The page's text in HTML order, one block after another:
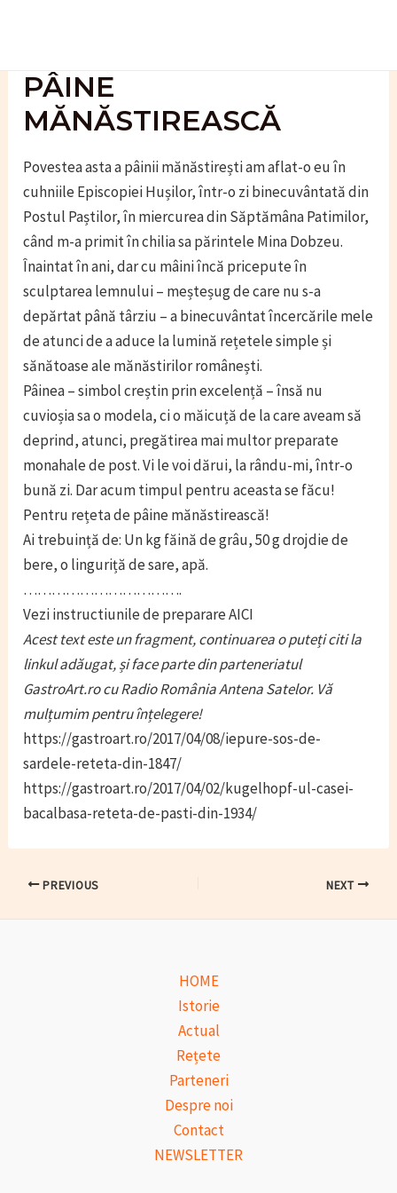
PÂINE
MĂNĂSTIREASCĂ
Povestea asta a pâinii mănăstirești am aflat-o eu în
cuhniile Episcopiei Hușilor, într-o zi binecuvântată din
Postul Paștilor, în miercurea din Săptămâna Patimilor,
când m-a primit în chilia sa părintele Mina Dobzeu.
Înaintat în ani, dar cu mâini încă pricepute în
sculptarea lemnului – meșteșug de care nu s-a
depărtat până târziu – a binecuvântat încercările mele
de atunci de a aduce la lumină rețetele simple și
sănătoase ale mănăstirilor românești.
Pâinea – simbol creștin prin excelență – însă nu
cuvioșia sa o modela, ci o măicuță de la care aveam să
deprind, atunci, pregătirea mai multor preparate
monahale de post. Vi le voi dărui, la rându-mi, într-o
bună zi. Dar acum timpul pentru aceasta se făcu!
Pentru rețeta de pâine mănăstirească!
Ai trebuință de: Un kg făină de grâu, 50 g drojdie de
bere, o linguriță de sare, apă.
…………………………….
Vezi instructiunile de preparare AICI
Acest text este un fragment, continuarea o puteți citi la
linkul adăugat, și face parte din parteneriatul
GastroArt.ro cu Radio România Antena Satelor. Vă
mulțumim pentru înțelegere!
https://gastroart.ro/2017/04/08/iepure-sos-de-
sardele-reteta-din-1847/
https://gastroart.ro/2017/04/02/kugelhopf-ul-casei-
bacalbasa-reteta-de-pasti-din-1934/
Post PREVIOUS NEXT
HOME
Istorie
Actual
Rețete
Parteneri
Despre noi
Contact
NEWSLETTER